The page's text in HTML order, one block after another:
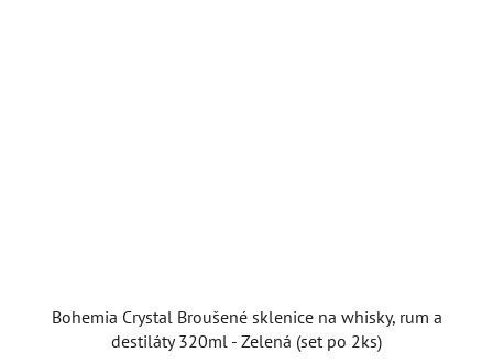
Bohemia Crystal Broušené sklenice na whisky, rum a
destiláty 320ml - Zelená (set po 2ks)